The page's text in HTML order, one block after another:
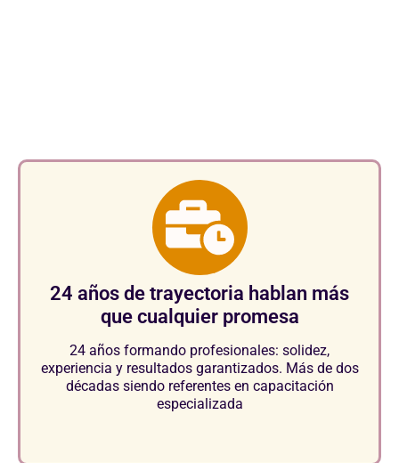
24 años de trayectoria hablan más
que cualquier promesa
24 años formando profesionales: solidez,
experiencia y resultados garantizados. Más de dos
décadas siendo referentes en capacitación
especializada